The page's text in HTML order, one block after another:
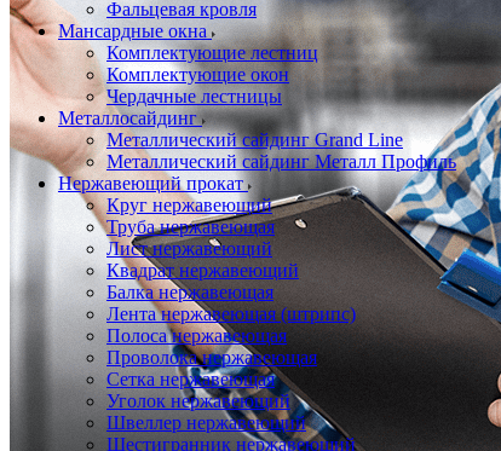
Фальцевая кровля
Мансардные окна
Комплектующие лестниц
Комплектующие окон
Чердачные лестницы
Металлосайдинг
Металлический сайдинг Grand Line
Металлический сайдинг Металл Профиль
Нержавеющий прокат
Круг нержавеющий
Труба нержавеющая
Лист нержавеющий
Квадрат нержавеющий
Балка нержавеющая
Лента нержавеющая (штрипс)
Полоса нержавеющая
Проволока нержавеющая
Сетка нержавеющая
Уголок нержавеющий
Швеллер нержавеющий
Шестигранник нержавеющий